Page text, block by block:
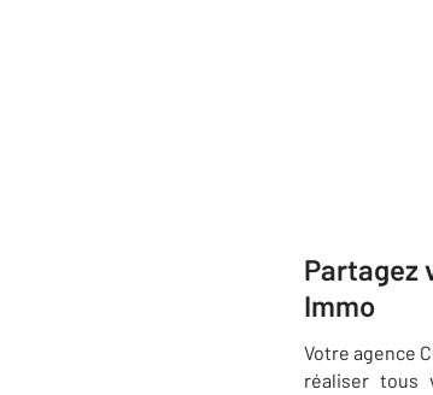
Partagez
Immo
Votre agence
réaliser tous